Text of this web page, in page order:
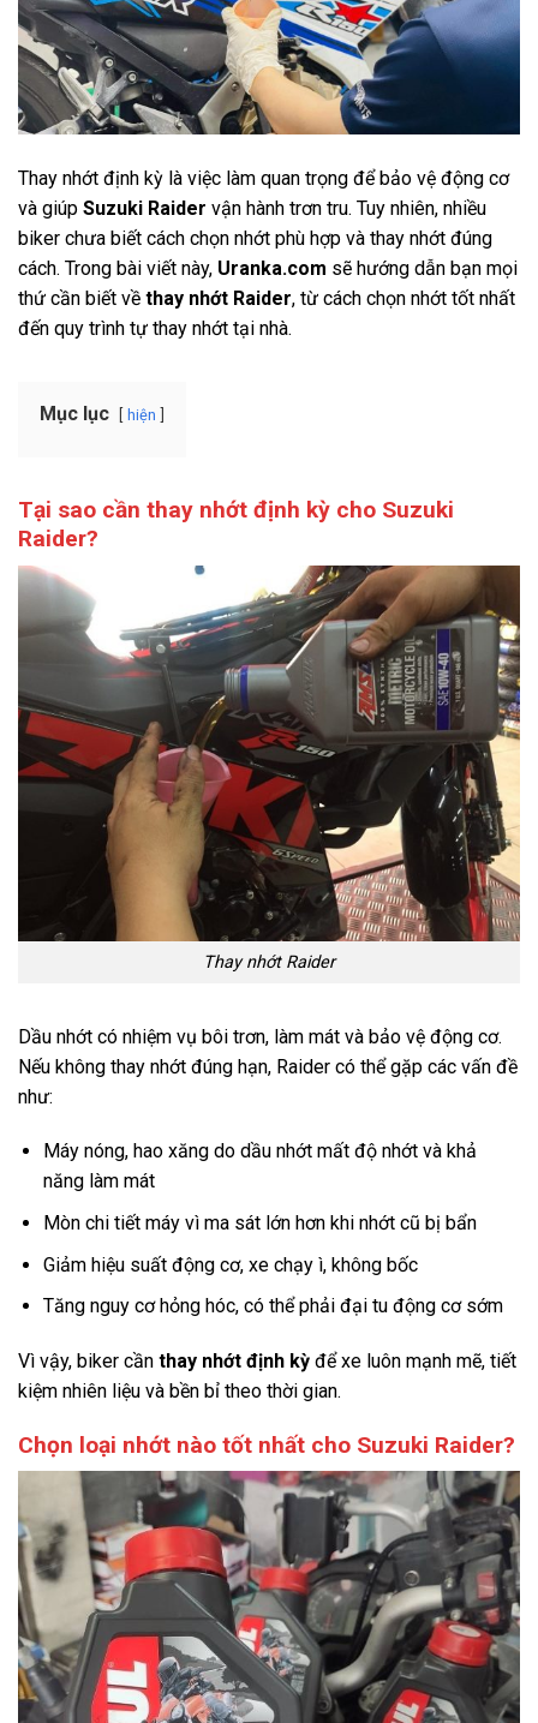
Thay nhớt định kỳ là việc làm quan trọng để bảo vệ động cơ
và giúp Suzuki Raider vận hành trơn tru. Tuy nhiên, nhiều
biker chưa biết cách chọn nhớt phù hợp và thay nhớt đúng
cách. Trong bài viết này, Uranka.com sẽ hướng dẫn bạn mọi
thứ cần biết về thay nhớt Raider, từ cách chọn nhớt tốt nhất
đến quy trình tự thay nhớt tại nhà.
Mục lục hiện
Tại sao cần thay nhớt định kỳ cho Suzuki
Raider?
Thay nhớt Raider
Dầu nhớt có nhiệm vụ bôi trơn, làm mát và bảo vệ động cơ.
Nếu không thay nhớt đúng hạn, Raider có thể gặp các vấn đề
như:
Máy nóng, hao xăng do dầu nhớt mất độ nhớt và khả
năng làm mát
Mòn chi tiết máy vì ma sát lớn hơn khi nhớt cũ bị bẩn
Giảm hiệu suất động cơ, xe chạy ì, không bốc
Tăng nguy cơ hỏng hóc, có thể phải đại tu động cơ sớm
Vì vậy, biker cần thay nhớt định kỳ để xe luôn mạnh mẽ, tiết
kiệm nhiên liệu và bền bỉ theo thời gian.
Chọn loại nhớt nào tốt nhất cho Suzuki Raider?